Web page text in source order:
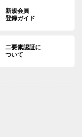
新規会員
登録ガイド
二要素認証に
ついて